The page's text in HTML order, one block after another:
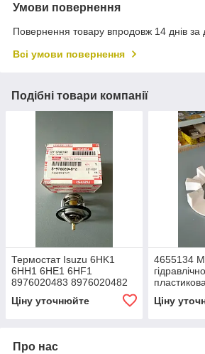
Умови повернення
Повернення товару впродовж 14 днів за
Всі умови повернення
Подібні товари компанії
Термостат Isuzu 6HK1
6HH1 6HE1 6HF1
8976020483 8976020482
8976020481 8976020480
Ціну уточнюйте
4655134
Ціну
Про нас